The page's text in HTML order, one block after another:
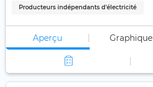
Producteurs indépendants d'électricité
Aperçu Graphique